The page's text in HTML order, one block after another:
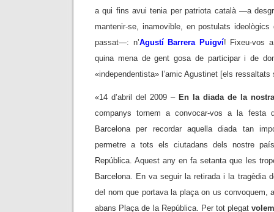
a qui fins avui tenia per patriota català —a
mantenir-se, inamovible, en postulats
passat—: n’Agustí Barrera Puigví! Fixeu-vos
quina mena de gent gosa de participar i de
«independentista» l’amic Agustinet [els ressaltats
«14 d’abril del 2009 – En la diada de la
companys tornem a convocar-vos a la festa
Barcelona per recordar aquella diada tan
permetre a tots els ciutadans dels nostre
República. Aquest any en fa setanta que les
Barcelona. En va seguir la retirada i la tragèdia
del nom que portava la plaça on us convoquem,
abans Plaça de la República. Per tot plegat